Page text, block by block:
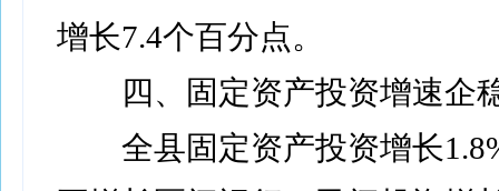
增长7.4个百分点。
四、固定资产投资增速企
全县固定资产投资增长